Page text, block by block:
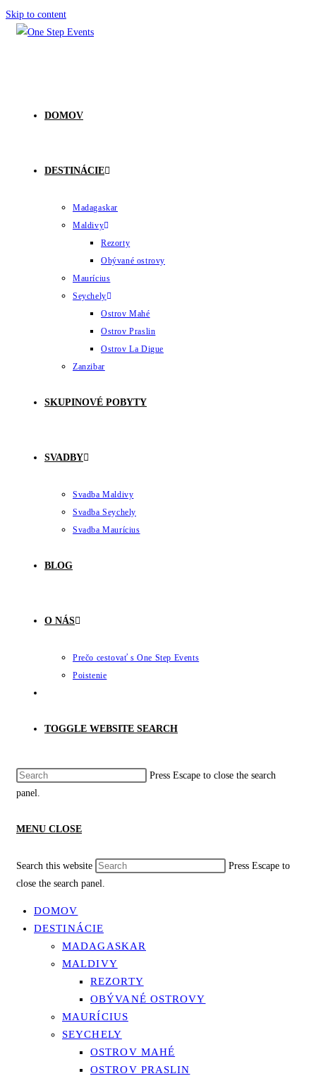
Skip to content
DOMOV
DESTINÁCIE
Madagaskar
Maldivy
Rezorty
Obývané ostrovy
Maurícius
Seychely
Ostrov Mahé
Ostrov Praslin
Ostrov La Digue
Zanzibar
SKUPINOVÉ POBYTY
SVADBY
Svadba Maldivy
Svadba Seychely
Svadba Maurícius
BLOG
O NÁS
Prečo cestovať s One Step Events
Poistenie
TOGGLE WEBSITE SEARCH
Press Escape to close the search
panel.
MENU CLOSE
Search this website
Press Escape to
close the search panel.
DOMOV
DESTINÁCIE
MADAGASKAR
MALDIVY
REZORTY
OBÝVANÉ OSTROVY
MAURÍCIUS
SEYCHELY
OSTROV MAHÉ
OSTROV PRASLIN